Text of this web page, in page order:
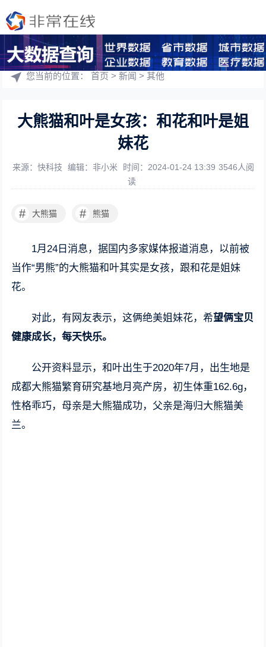
您当前的位置：首页 >新闻 >其他
大熊猫和叶是女孩：和花和叶是姐
妹花
来源：快科技 编辑：非小米 时间：2024-01-24 13:39 3546人阅
读
# 大熊猫 # 熊猫
1月24日消息，据国内多家媒体报道消息，以前被
当作“男熊”的大熊猫和叶其实是女孩，跟和花是姐妹
花。
对此，有网友表示，这俩绝美姐妹花，希望俩宝贝
健康成长，每天快乐。
公开资料显示，和叶出生于2020年7月，出生地是
成都大熊猫繁育研究基地月亮产房，初生体重162.6g，
性格乖巧，母亲是大熊猫成功，父亲是海归大熊猫美
兰。